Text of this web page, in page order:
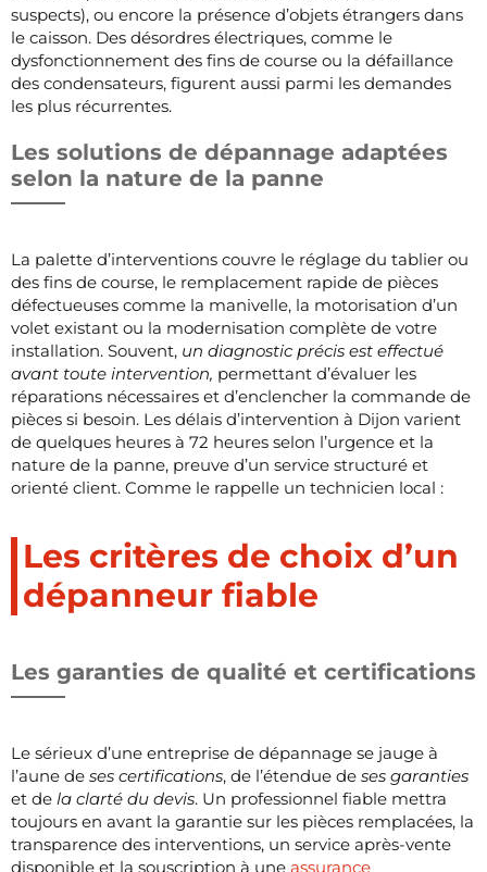
suspects), ou encore la présence d’objets étrangers dans
le caisson. Des désordres électriques, comme le
dysfonctionnement des fins de course ou la défaillance
des condensateurs, figurent aussi parmi les demandes
les plus récurrentes.
Les solutions de dépannage adaptées
selon la nature de la panne
La palette d’interventions couvre le réglage du tablier ou
des fins de course, le remplacement rapide de pièces
défectueuses comme la manivelle, la motorisation d’un
volet existant ou la modernisation complète de votre
installation. Souvent, un diagnostic précis est effectué
avant toute intervention, permettant d’évaluer les
réparations nécessaires et d’enclencher la commande de
pièces si besoin. Les délais d’intervention à Dijon varient
de quelques heures à 72 heures selon l’urgence et la
nature de la panne, preuve d’un service structuré et
orienté client. Comme le rappelle un technicien local :
Les critères de choix d’un
dépanneur fiable
Les garanties de qualité et certifications
Le sérieux d’une entreprise de dépannage se jauge à
l’aune de ses certifications, de l’étendue de ses garanties
et de la clarté du devis. Un professionnel fiable mettra
toujours en avant la garantie sur les pièces remplacées, la
transparence des interventions, un service après-vente
disponible et la souscription à une assurance